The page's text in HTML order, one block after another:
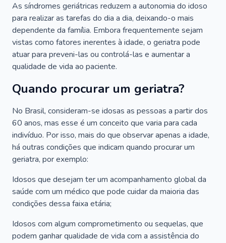
As síndromes geriátricas reduzem a autonomia do idoso
para realizar as tarefas do dia a dia, deixando-o mais
dependente da família. Embora frequentemente sejam
vistas como fatores inerentes à idade, o geriatra pode
atuar para preveni-las ou controlá-las e aumentar a
qualidade de vida ao paciente.
Quando procurar um geriatra?
No Brasil, consideram-se idosas as pessoas a partir dos
60 anos, mas esse é um conceito que varia para cada
indivíduo. Por isso, mais do que observar apenas a idade,
há outras condições que indicam quando procurar um
geriatra, por exemplo:
Idosos que desejam ter um acompanhamento global da
saúde com um médico que pode cuidar da maioria das
condições dessa faixa etária;
Idosos com algum comprometimento ou sequelas, que
podem ganhar qualidade de vida com a assistência do